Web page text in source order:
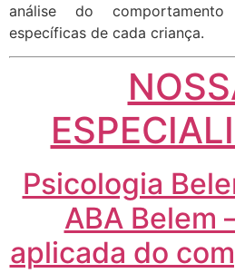
análise do
específicas de cada criança.
Psicologia
ABA Belem
aplicada do